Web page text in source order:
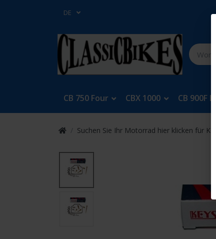
DE
CB 750 Four CBX 1000 CB 900F
Suchen Sie Ihr Motorrad hier klicken für